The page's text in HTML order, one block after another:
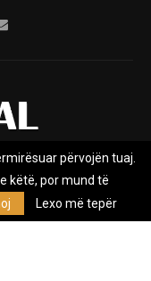
Kontakt
e themeluar në vitin
përvojën tuaj.
këtë, por mund të
Lexo më tepër